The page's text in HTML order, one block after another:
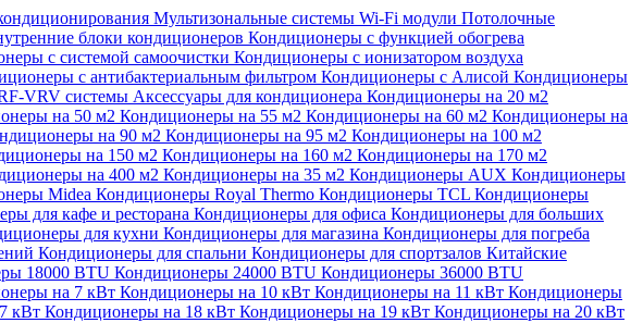
Мультизональные системы Wi-Fi модули Потолочные
блоки кондиционеров Кондиционеры с функцией обогрева
с системой самоочистки Кондиционеры с ионизатором воздуха
с антибактериальным фильтром Кондиционеры с Алисой Кондиционеры
VRV системы Аксессуары для кондиционера Кондиционеры на 20 м2
на 50 м2 Кондиционеры на 55 м2 Кондиционеры на 60 м2 Кондиционеры на
на 90 м2 Кондиционеры на 95 м2 Кондиционеры на 100 м2
на 150 м2 Кондиционеры на 160 м2 Кондиционеры на 170 м2
на 400 м2 Кондиционеры на 35 м2 Кондиционеры AUX Кондиционеры
Midea Кондиционеры Royal Thermo Кондиционеры TCL Кондиционеры
для кафе и ресторана Кондиционеры для офиса Кондиционеры для больших
для кухни Кондиционеры для магазина Кондиционеры для погреба
Кондиционеры для спальни Кондиционеры для спортзалов Китайские
18000 BTU Кондиционеры 24000 BTU Кондиционеры 36000 BTU
на 7 кВт Кондиционеры на 10 кВт Кондиционеры на 11 кВт Кондиционеры
кВт Кондиционеры на 18 кВт Кондиционеры на 19 кВт Кондиционеры на 20 кВт